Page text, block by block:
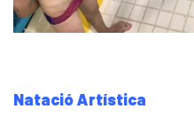
Natació Artística